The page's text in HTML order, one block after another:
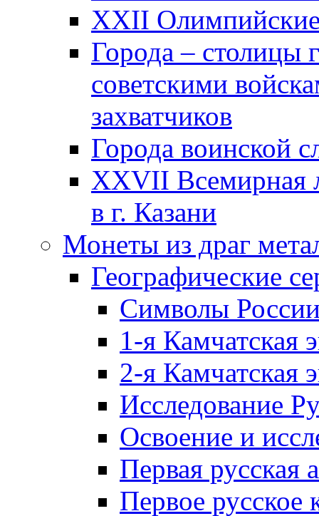
XXII
Города – столицы
советскими
захватчиков
Города воинской
XXVII Всемирная
в г. Казани
Монеты из драг
Географические
Символы
1-я Камчатская
2-я Камчатская
Исследование
Освоение и
Первая русская
Первое русское